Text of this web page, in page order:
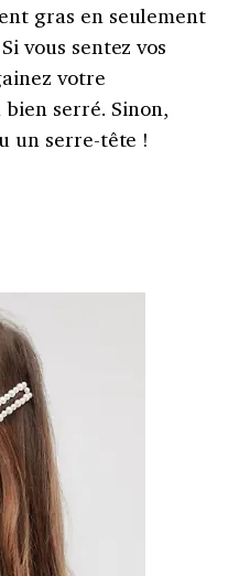
gras en seulement
vous sentez vos
votre
serré. Sinon,
un serre-tête !